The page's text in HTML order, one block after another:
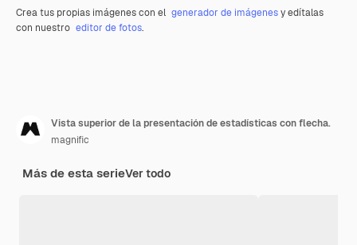
Crea tus propias imágenes con el generador de imágenesy edítalas
con nuestro editor de fotos.
Vista superior de la presentación de estadísticas con flecha.
magnific
Más de esta serieVer todo